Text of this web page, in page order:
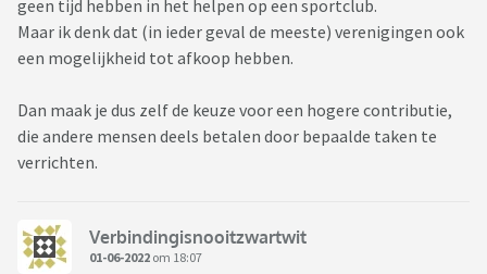
geen tijd hebben in het helpen op een sportclub.
Maar ik denk dat (in ieder geval de meeste) verenigingen ook
een mogelijkheid tot afkoop hebben.
Dan maak je dus zelf de keuze voor een hogere contributie,
die andere mensen deels betalen door bepaalde taken te
verrichten.
Verbindingisnooitzwartwit
01-06-2022 om 18:07